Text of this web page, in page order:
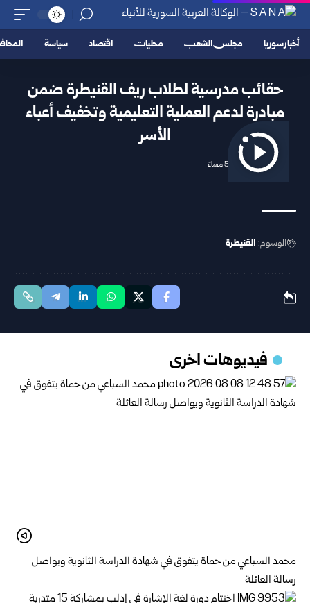
أخبار سوريا مجلس الشعب محليات اقتصاد سياسة
حقائب مدرسية لطلاب ريف القنيطرة ضمن
مبادرة لدعم العملية التعليمية وتخفيف أعباء
الأسر
2026/05/02 5:13 مساءً
الوسوم: القنيطرة
فيديوهات اخرى
محمد السباعي من حماة يتفوق في شهادة الدراسة الثانوية ويواصل
رسالة العائلة